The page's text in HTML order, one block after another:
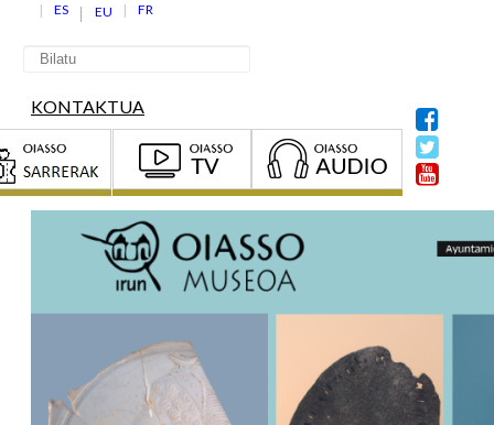
ES EU FR
KONTAKTUA